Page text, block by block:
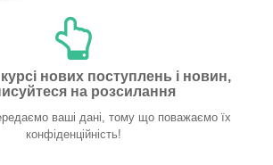
нових поступлень і новин,
на розсилання
ваші дані, тому що поважаємо їх
конфіденційність!